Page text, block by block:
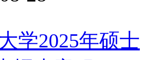
学2025年硕士